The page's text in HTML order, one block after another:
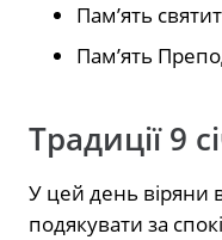
Пам’ять
Пам’ять
Традиції 9
У цей день віряни
подякувати за